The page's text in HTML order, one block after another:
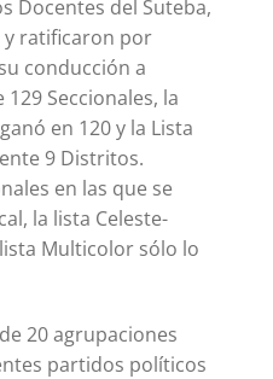
Docentes del Suteba,
y ratificaron por
conducción a
Seccionales, la
ganó en 120 y la Lista
9 Distritos.
en las que se
la lista Celeste-
Multicolor sólo lo
20 agrupaciones
partidos políticos